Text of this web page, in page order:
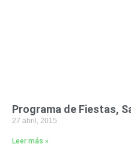
Programa de Fiestas,
27 abril, 2015
Leer más »